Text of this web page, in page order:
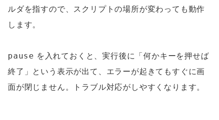
ルダを指すので、スクリプトの場所が変わっても動作
します。
pause を入れておくと、実行後に「何かキーを押せば
終了」という表示が出て、エラーが起きてもすぐに画
面が閉じません。トラブル対応がしやすくなります。